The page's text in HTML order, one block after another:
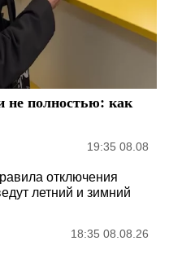
не полностью: как
19:35 08.08
отключения
летний и зимний
18:35 08.08.26